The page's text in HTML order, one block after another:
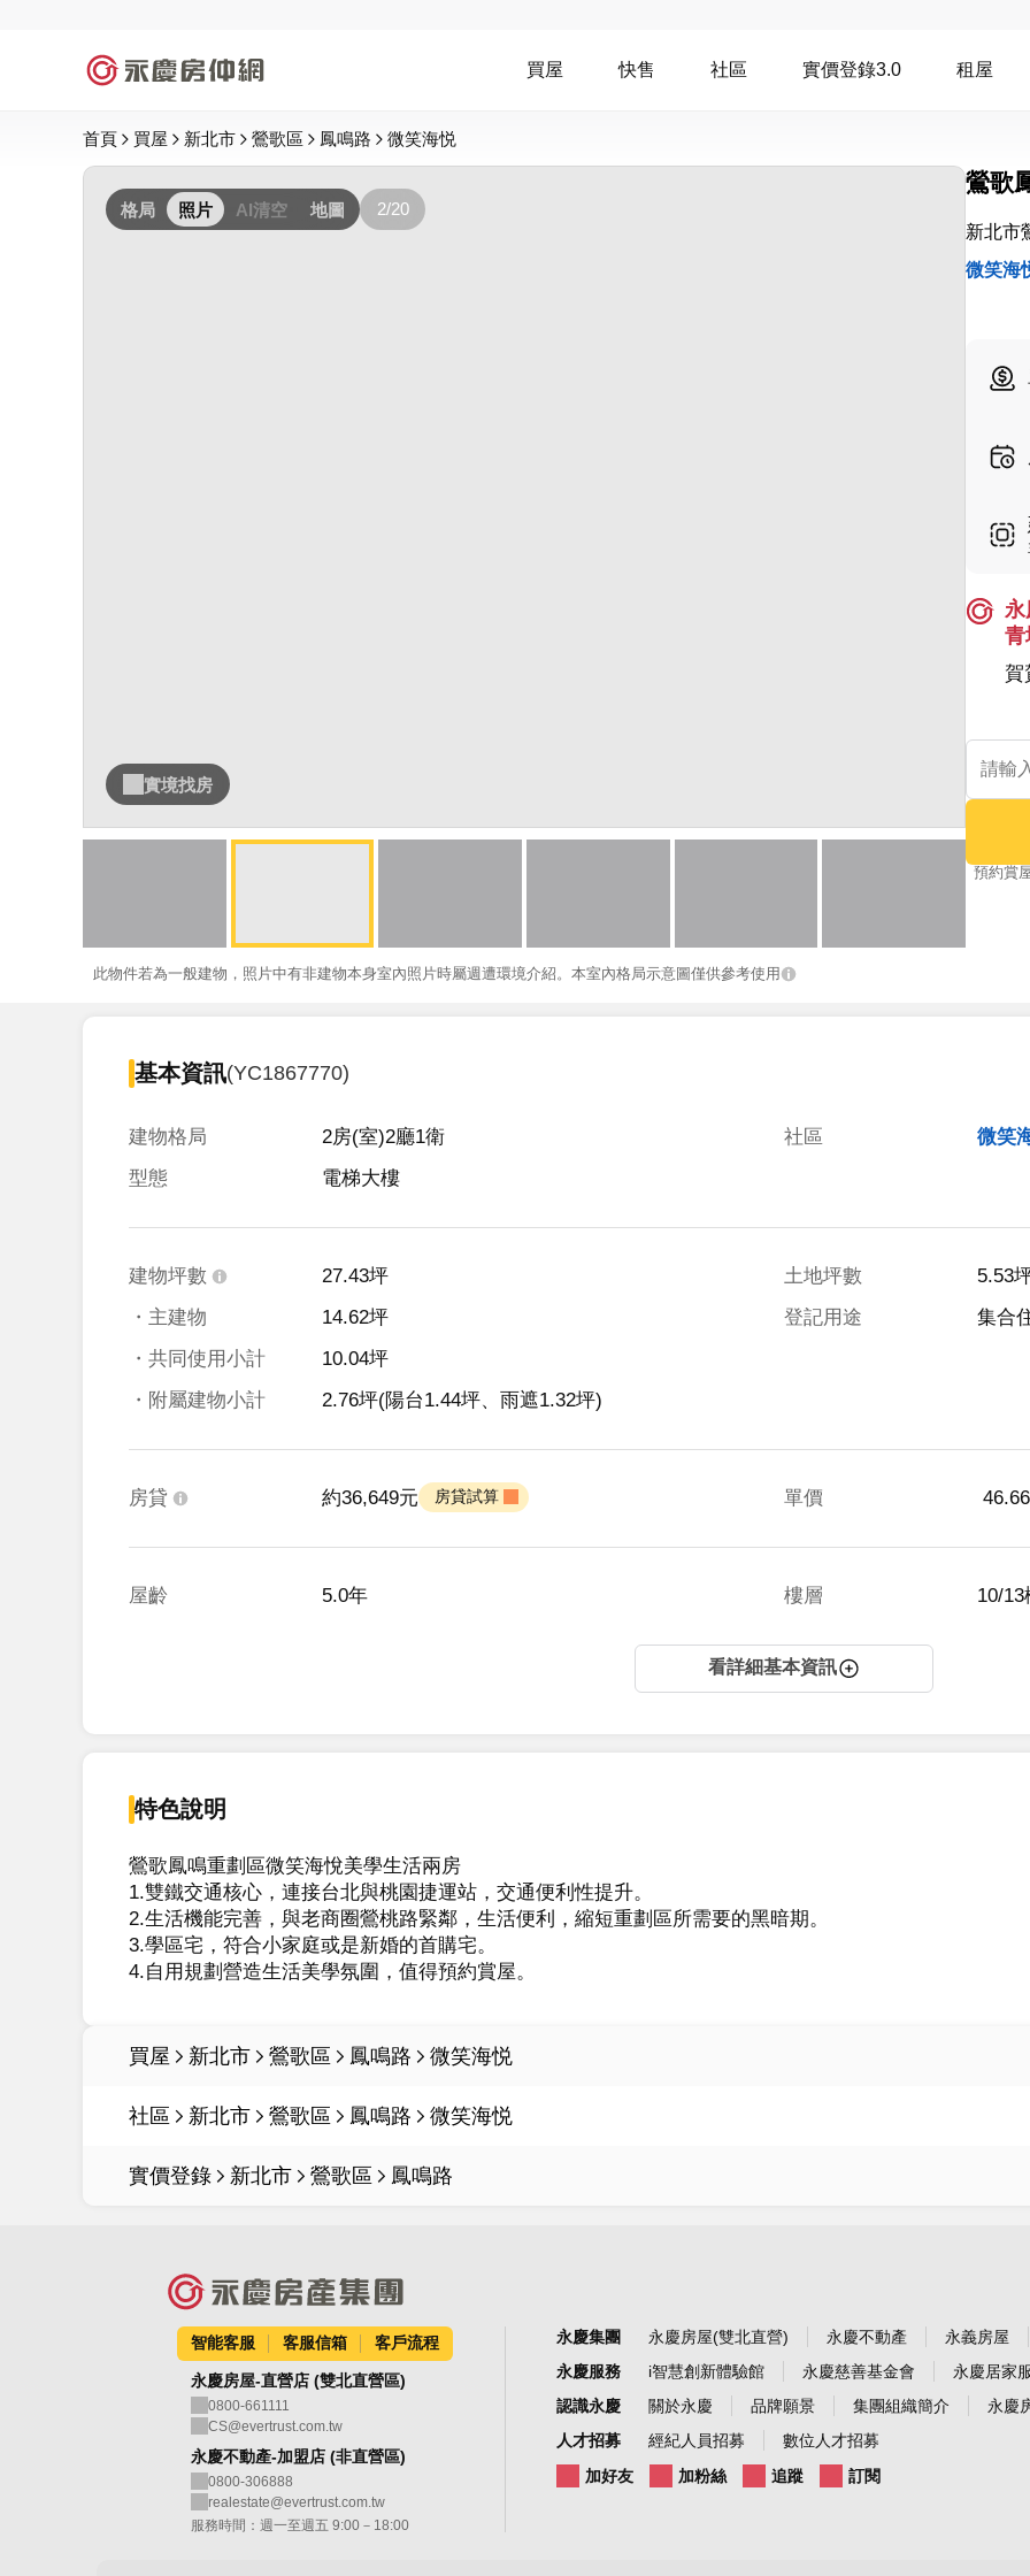
買屋 快售 社區 實價登錄3.0 租屋
首頁 買屋 新北市 鶯歌區 鳳鳴路 微笑海悦
格局 照片 AI清空 地圖 2/20
實境找房
此物件若為一般建物，照片中有非建物本身室內照片時屬週遭環境介紹。本室內格局示意圖僅供參考使用
鶯歌
新北市
微笑海
永
青
賀
預約賞
基本資訊(YC1867770)
建物格局
2房(室)2廳1衛
型態
電梯大樓
社區 微笑
建物坪數
27.43坪
・主建物
14.62坪
・共同使用小計
10.04坪
・附屬建物小計
2.76坪(陽台1.44坪、雨遮1.32坪)
土地坪數
5.53
登記用途
集合
房貸 約36,649元 房貸試算 單價
屋齡 5.0年 樓層 10/13
看詳細基本資訊
特色說明
鶯歌鳳鳴重劃區微笑海悅美學生活兩房
1.雙鐵交通核心，連接台北與桃園捷運站，交通便利性提升。
2.生活機能完善，與老商圈鶯桃路緊鄰，生活便利，縮短重劃區所需要的黑暗期。
3.學區宅，符合小家庭或是新婚的首購宅。
4.自用規劃營造生活美學氛圍，值得預約賞屋。
買屋 新北市 鶯歌區 鳳鳴路 微笑海悦
社區 新北市 鶯歌區 鳳鳴路 微笑海悦
實價登錄 新北市 鶯歌區 鳳鳴路
智能客服 客服信箱 客戶流程
永慶房屋-直營店 (雙北直營區)
0800-661111
CS@evertrust.com.tw
永慶不動產-加盟店 (非直營區)
0800-306888
realestate@evertrust.com.tw
服務時間：週一至週五 9:00－18:00
永慶集團 永慶房屋(雙北直營) 永慶不動產
永義房屋
永慶服務
i智慧創新體驗館 永慶慈善基金會
永慶居家
認識永慶
關於永慶 品牌願景 集團組織簡介
永慶
人才招募
經紀人員招募
數位人才招募
加好友
加粉絲 追蹤 訂閱